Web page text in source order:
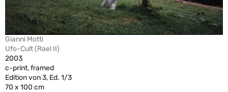
Gianni Motti
Ufo-Cult (Rael II)
2003
c-print, framed
Edition von 3, Ed. 1/3
70 x 100 cm